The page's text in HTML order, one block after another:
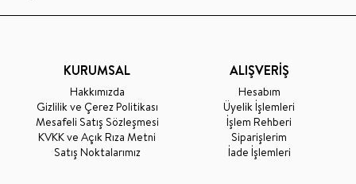
KURUMSAL
Hakkımızda
Gizlilik ve Çerez Politikası
Mesafeli Satış Sözleşmesi
KVKK ve Açık Rıza Metni
Satış Noktalarımız
ALIŞVERİŞ
Hesabım
Üyelik İşlemleri
İşlem Rehberi
Siparişlerim
İade İşlemleri